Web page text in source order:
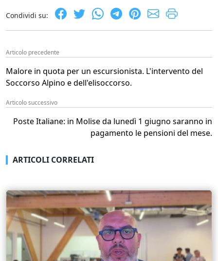
Condividi su:
Articolo precedente
Malore in quota per un escursionista. L'intervento del
Soccorso Alpino e dell'elisoccorso.
Articolo successivo
Poste Italiane: in Molise da lunedì 1 giugno saranno in
pagamento le pensioni del mese.
ARTICOLI CORRELATI